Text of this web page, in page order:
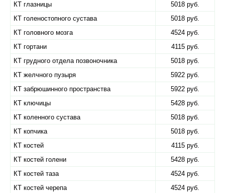
КТ глазницы
5018 руб.
КТ голеностопного сустава
5018 руб.
КТ головного мозга
4524 руб.
КТ гортани
4115 руб.
КТ грудного отдела позвоночника
5018 руб.
КТ желчного пузыря
5922 руб.
КТ забрюшинного пространства
5922 руб.
КТ ключицы
5428 руб.
КТ коленного сустава
5018 руб.
КТ копчика
5018 руб.
КТ костей
4115 руб.
КТ костей голени
5428 руб.
КТ костей таза
4524 руб.
КТ костей черепа
4524 руб.